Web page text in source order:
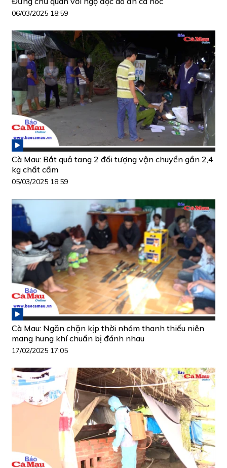
06/03/2025 18:59
Cà Mau: Bắt quả tang 2 đối tượng vận chuyển gần 2,4
kg chất cấm
05/03/2025 18:59
Cà Mau: Ngăn chặn kịp thời nhóm thanh thiếu niên
mang hung khí chuẩn bị đánh nhau
17/02/2025 17:05